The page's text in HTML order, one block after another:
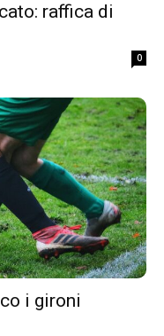
raffica di
0
i gironi